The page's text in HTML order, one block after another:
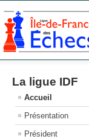
La ligue IDF
Accueil
Présentation
Président